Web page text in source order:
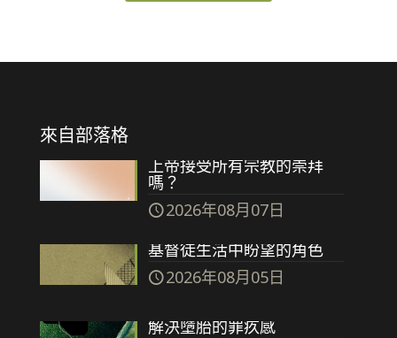
來自部落格
上帝接受所有宗教的崇拜
嗎？
2026年08月07日
基督徒生活中盼望的角色
2026年08月05日
解決墮胎的罪疚感